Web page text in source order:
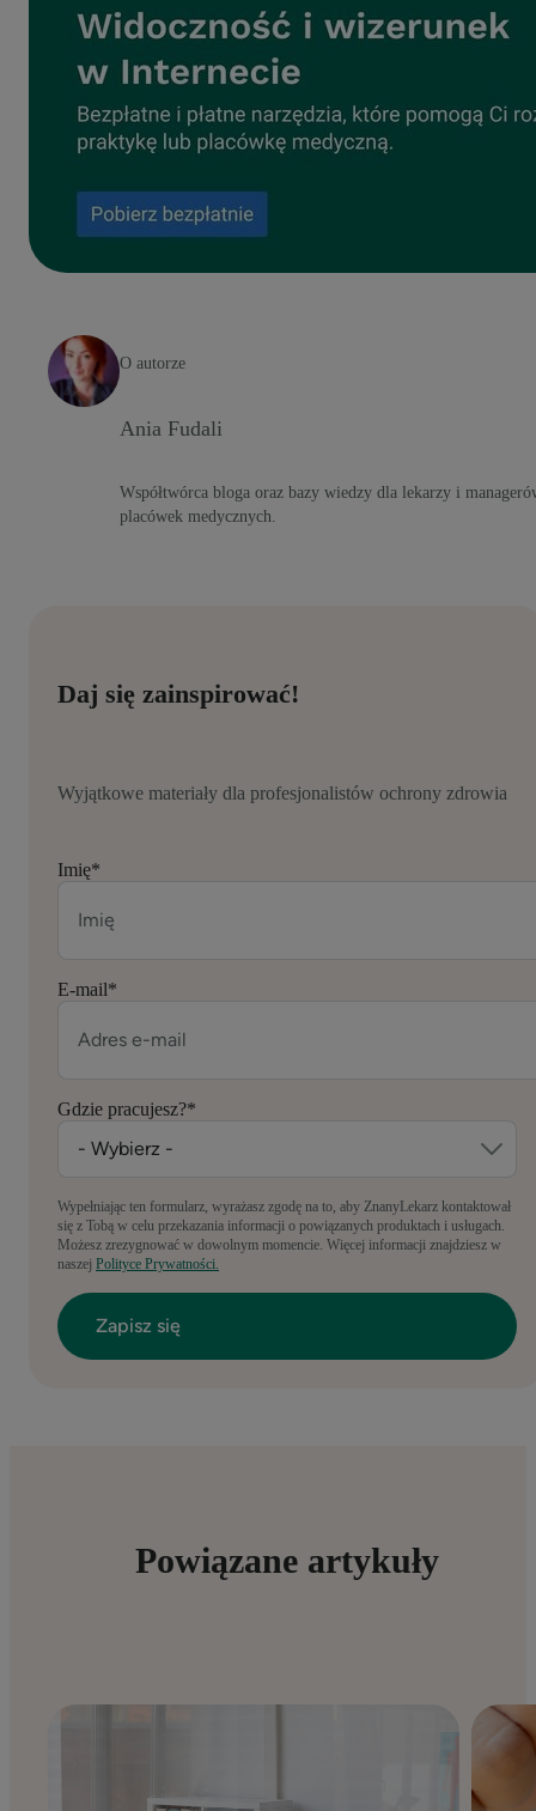
O autorze
Ania Fudali
Współtwórca bloga oraz bazy wiedzy dla lekarzy i
placówek medycznych.
Daj się zainspirować!
Wyjątkowe materiały dla profesjonalistów ochrony zdrowia
Imię*
E-mail*
Gdzie pracujesz?*
Wypełniając ten formularz, wyrażasz zgodę na to, aby ZnanyLekarz kontaktował
się z Tobą w celu przekazania informacji o powiązanych produktach i usługach.
Możesz zrezygnować w dowolnym momencie. Więcej informacji znajdziesz w
naszej Polityce Prywatności.
Powiązane artykuły